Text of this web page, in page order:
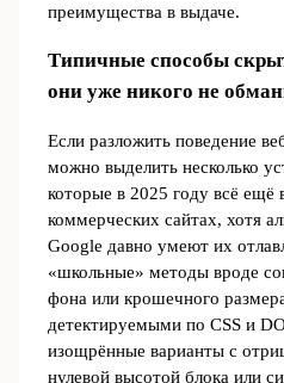
преимущества в выдаче.
Типичные способы
они уже никого не
Если разложить поведение
можно выделить несколько
которые в 2025 году всё ещё
коммерческих сайтах, хотя
Google давно умеют их
«школьные» методы вроде
фона или крошечного размера
детектируемыми по CSS и
изощрённые варианты с
нулевой высотой блока или